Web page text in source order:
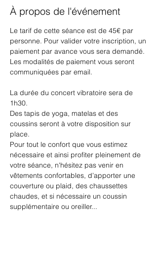
À propos de l'événement
Le tarif de cette séance est de 45€ par
personne. Pour valider votre inscription, un
paiement par avance vous sera demandé.
Les modalités de paiement vous seront
communiquées par email.
La durée du concert vibratoire sera de
1h30.
Des tapis de yoga, matelas et des
coussins seront à votre disposition sur
place.
Pour tout le confort que vous estimez
nécessaire et ainsi profiter pleinement de
votre séance, n'hésitez pas venir en
vêtements confortables, d’apporter une
couverture ou plaid, des chaussettes
chaudes, et si nécessaire un coussin
supplémentaire ou oreiller...